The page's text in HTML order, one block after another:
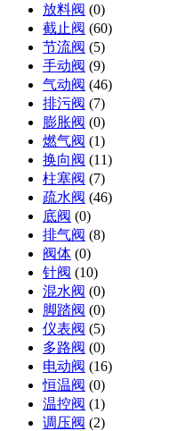
放料阀 (0)
截止阀 (60)
节流阀 (5)
手动阀 (9)
气动阀 (46)
排污阀 (7)
膨胀阀 (0)
燃气阀 (1)
换向阀 (11)
柱塞阀 (7)
疏水阀 (46)
底阀 (0)
排气阀 (8)
阀体 (0)
针阀 (10)
混水阀 (0)
脚踏阀 (0)
仪表阀 (5)
多路阀 (0)
电动阀 (16)
恒温阀 (0)
温控阀 (1)
调压阀 (2)